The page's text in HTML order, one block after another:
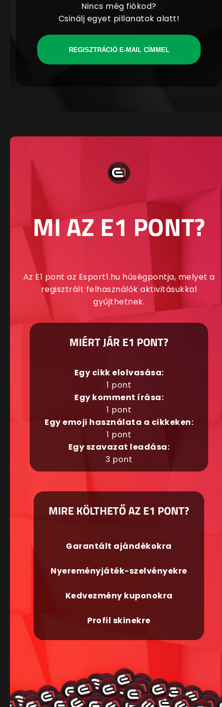
Nincs még fiókod?
Csinálj egyet pillanatok alatt!
REGISZTRÁCIÓ E-MAIL CÍMMEL
MI AZ E1 PONT?
Az E1 pont az Esport1.hu hűségpontja, melyet a
regisztrált felhasználók aktivitásukkal
gyűjthetnek.
MIÉRT JÁR E1 PONT?
Egy cikk elolvasása:
1 pont
Egy komment írása:
1 pont
Egy emoji használata a cikkeken:
1 pont
Egy szavazat leadása:
3 pont
MIRE KÖLTHETŐ AZ E1 PONT?
Garantált ajándékokra
Nyereményjáték-szelvényekre
Kedvezmény kuponokra
Profil skinekre